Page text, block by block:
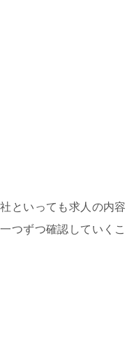
といっても求人の内容
つずつ確認していくこ